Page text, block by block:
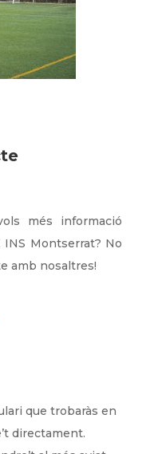
més informació
INS Montserrat? No
amb nosaltres!
que trobaràs en
directament.